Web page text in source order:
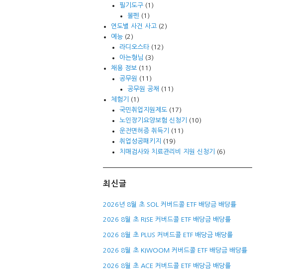
필기도구(1)
볼펜 (1)
연도별 사건 사고 (2)
예능 (2)
라디오스타(12)
아는형님 (3)
채용 정보 (11)
공무원
(11)
공무원 공채 (11)
체험기
(1)
국민취업지원제도(17)
노인장기요양보험 신청기
(10)
운전면허증 취득기
(11)
취업성공패키지
(19)
치매검사와 치료관리비 지원 신청기
(6)
최신글
2026년 8월 초 SOL 커버드콜 ETF 배당금 배당률
2026 8월 초 RISE 커버드콜 ETF 배당금 배당률
2026 8월 초 PLUS 커버드콜 ETF 배당금 배당률
2026 8월 초 KIWOOM 커버드콜 ETF 배당금 배당률
2026 8월 초 ACE 커버드콜 ETF 배당금 배당률